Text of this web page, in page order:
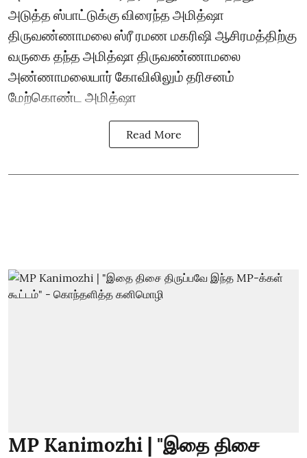
அடுத்த ஸ்பாட்டுக்கு விரைந்த அமித்ஷா
திருவண்ணாமலை ஸ்ரீ ரமண மகரிஷி ஆசிரமத்திற்கு
வருகை தந்த அமித்ஷா திருவண்ணாமலை
அண்ணாமலையார் கோவிலிலும் தரிசனம்
மேற்கொண்ட அமித்ஷா
Read More
MP Kanimozhi | "இதை திசை